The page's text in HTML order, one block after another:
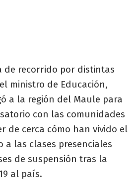
de recorrido por distintas
ministro de Educación,
a la región del Maule para
con las comunidades
de cerca cómo han vivido el
a las clases presenciales
de suspensión tras la
al país.